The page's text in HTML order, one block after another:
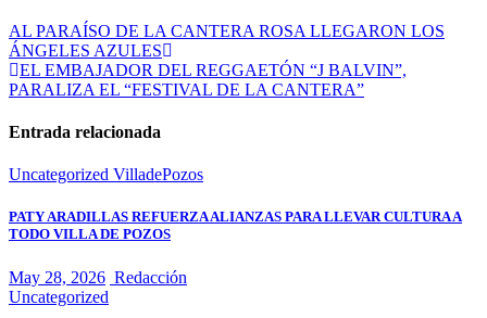
AL PARAÍSO DE LA CANTERA ROSA LLEGARON LOS
ÁNGELES AZULES
EL EMBAJADOR DEL REGGAETÓN “J BALVIN”,
PARALIZA EL “FESTIVAL DE LA CANTERA”
Entrada relacionada
Uncategorized VilladePozos
PATY ARADILLAS REFUERZA ALIANZAS PARA LLEVAR CULTURA A
TODO VILLA DE POZOS
May 28, 2026 Redacción
Uncategorized